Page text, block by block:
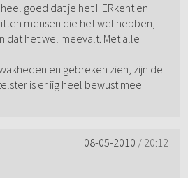
goed dat je het HERkent en
mensen die het wel hebben,
dat het wel meevalt. Met alle
en gebreken zien, zijn de
is er iig heel bewust mee
08-05-2010 / 20:12